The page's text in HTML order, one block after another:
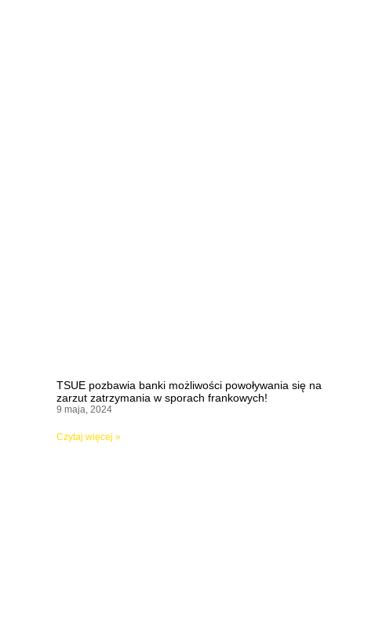
TSUE pozbawia banki możliwości powoływania się na
zarzut zatrzymania w sporach frankowych!
9 maja, 2024
Czytaj więcej »